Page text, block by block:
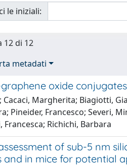
le iniziali:
12 di 12
metadati
oxide
Cacaci, Margherita; Biagiotti,
Pineider, Francesco; Severi,
Francesca; Richichi, Barbara
of sub-5 nm
and in mice for potential